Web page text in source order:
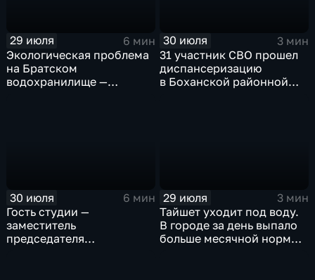
29 июля
6 мин
Экологическая проблема
на Братском
водохранилище —
30 июля
3 мин
31 участник СВО прошел
диспансеризацию
в Боханской районной
30 июля
6 мин
Гость студии —
заместитель
председателя
29 июля
3 мин
Тайшет уходит под воду.
В городе за день выпало
больше месячной нормы